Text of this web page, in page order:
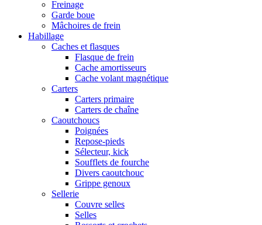
Freinage
Garde boue
Mâchoires de frein
Habillage
Caches et flasques
Flasque de frein
Cache amortisseurs
Cache volant magnétique
Carters
Carters primaire
Carters de chaîne
Caoutchoucs
Poignées
Repose-pieds
Sélecteur, kick
Soufflets de fourche
Divers caoutchouc
Grippe genoux
Sellerie
Couvre selles
Selles